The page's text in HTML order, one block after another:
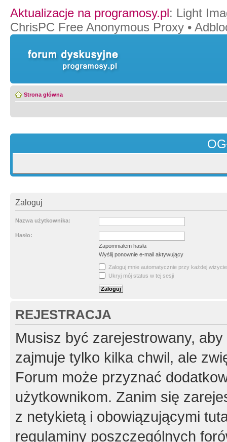
Aktualizacje na programosy.pl: Light
ChrisPC Free Anonymous Proxy •
Strona główna
Zaloguj
Nazwa użytkownika:
Hasło:
Zapomniałem hasła
Wyślij ponownie e-mail aktywujący
Zaloguj mnie automatycznie przy każdej wizycie
Ukryj mój status w tej sesji
REJESTRACJA
Musisz być zarejestrowany,
zajmuje tylko kilka chwil, ale
Forum może przyznać
użytkownikom. Zanim się
z netykietą i obowiązującymi
regulaminy poszczególnych